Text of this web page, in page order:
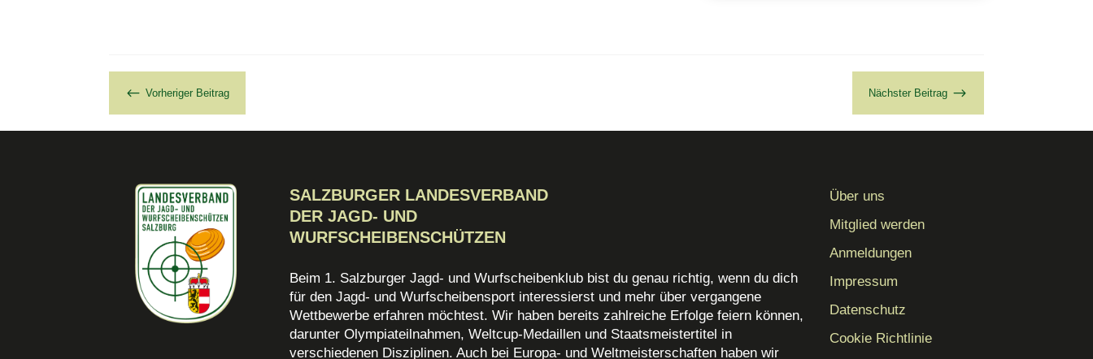
# Vorheriger Beitrag Nächster Beitrag $
SALZBURGER LANDESVERBAND
DER JAGD- UND
WURFSCHEIBENSCHÜTZEN
Beim 1. Salzburger Jagd- und Wurfscheibenklub bist du genau richtig, wenn du dich
für den Jagd- und Wurfscheibensport interessierst und mehr über vergangene
Wettbewerbe erfahren möchtest. Wir haben bereits zahlreiche Erfolge feiern können,
darunter Olympiateilnahmen, Weltcup-Medaillen und Staatsmeistertitel in
verschiedenen Disziplinen. Auch bei Europa- und Weltmeisterschaften haben wir
Über uns
Mitglied werden
Anmeldungen
Impressum
Datenschutz
Cookie Richtlinie